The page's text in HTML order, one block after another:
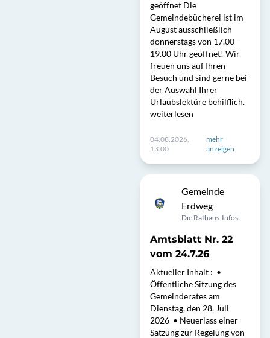
geöffnet Die
Gemeindebücherei ist im
August ausschließlich
donnerstags von 17.00 –
19.00 Uhr geöffnet! Wir
freuen uns auf Ihren
Besuch und sind gerne bei
der Auswahl Ihrer
Urlaubslektüre behilflich.
weiterlesen
04.08.2026,
13:00
mehr
anzeigen
Gemeinde
Erdweg
Die Rathaus-Infos
Amtsblatt Nr. 22
vom 24.7.26
Aktueller Inhalt : •
Öffentliche Sitzung des
Gemeinderates am
Dienstag, den 28. Juli
2026 • Neuerlass einer
Satzung zur Regelung von